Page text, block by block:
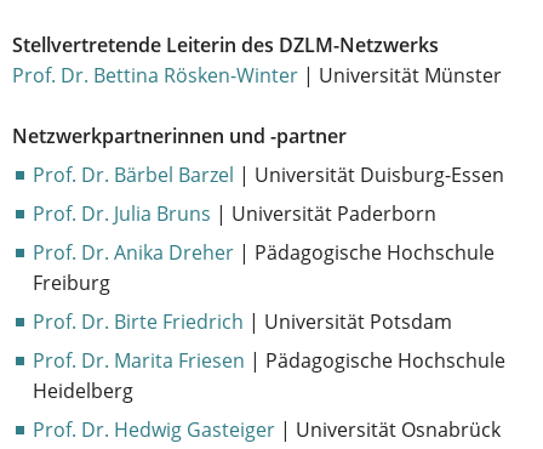
Stellvertretende Leiterin des DZLM-Netzwerks
Prof. Dr. Bettina Rösken-Winter | Universität Münster
Netzwerkpartnerinnen und -partner
Prof. Dr. Bärbel Barzel | Universität Duisburg-Essen
Prof. Dr. Julia Bruns | Universität Paderborn
Prof. Dr. Anika Dreher | Pädagogische Hochschule
Freiburg
Prof. Dr. Birte Friedrich | Universität Potsdam
Prof. Dr. Marita Friesen | Pädagogische Hochschule
Heidelberg
Prof. Dr. Hedwig Gasteiger | Universität Osnabrück